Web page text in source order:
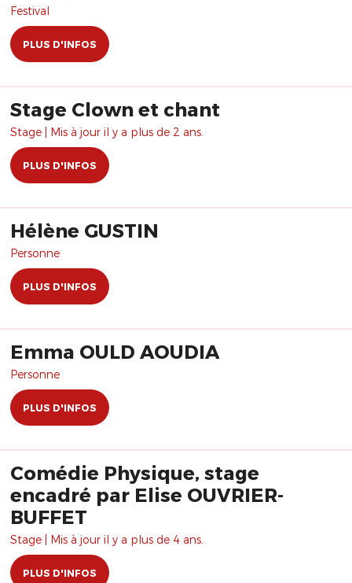
Festival
PLUS D'INFOS
Stage Clown et chant
Stage | Mis à jour il y a plus de 2 ans.
PLUS D'INFOS
Hélène GUSTIN
Personne
PLUS D'INFOS
Emma OULD AOUDIA
Personne
PLUS D'INFOS
Comédie Physique, stage
encadré par Elise OUVRIER-
BUFFET
Stage | Mis à jour il y a plus de 4 ans.
PLUS D'INFOS